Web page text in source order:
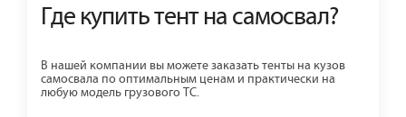
Где купить тент на самосвал?
В нашей компании вы можете заказать тенты на кузов
самосвала по оптимальным ценам и практически на
любую модель грузового ТС.